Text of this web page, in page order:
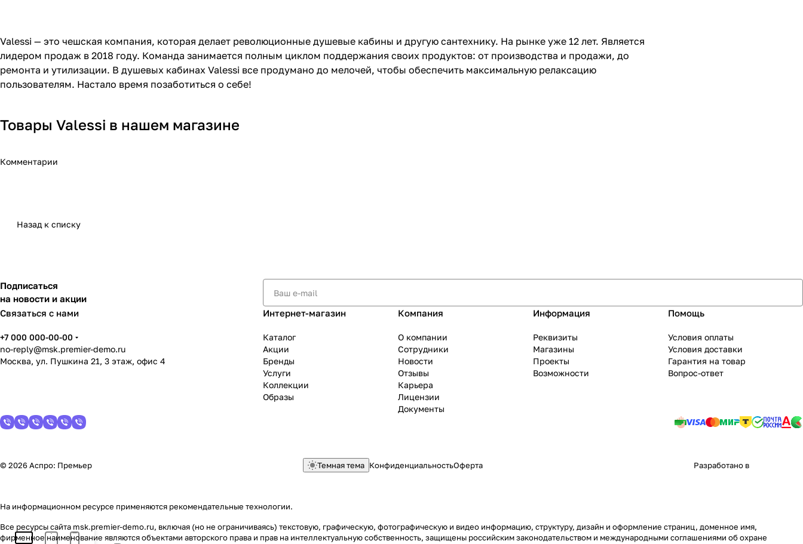
Valessi — это чешская компания, которая делает революционные душевые кабины и другую сантехнику. На рынке уже 12 лет. Является
лидером продаж в 2018 году. Команда занимается полным циклом поддержания своих продуктов: от производства и продажи, до
ремонта и утилизации. В душевых кабинах Valessi все продумано до мелочей, чтобы обеспечить максимальную релаксацию
пользователям. Настало время позаботиться о себе!
Товары Valessi в нашем магазине
Комментарии
Назад к списку
Подписаться
на новости и акции
Связаться с нами
+7 000 000-00-00
no-reply@msk.premier-demo.ru
Москва, ул. Пушкина 21, 3 этаж, офис 4
Интернет-магазин
Каталог
Акции
Бренды
Услуги
Коллекции
Образы
Компания
О компании
Сотрудники
Новости
Отзывы
Карьера
Лицензии
Документы
Информация
Реквизиты
Магазины
Проекты
Возможности
Помощь
Условия оплаты
Условия доставки
Гарантия на товар
Вопрос-ответ
© 2026 Аспро: Премьер Темная тема КонфиденциальностьОферта Разработано в
На информационном ресурсе применяются рекомендательные технологии.
Все ресурсы сайта msk.premier-demo.ru, включая (но не ограничиваясь) текстовую, графическую, фотографическую и видео информацию, структуру, дизайн и оформление страниц, доменное имя,
фирменное наименование являются объектами авторского права и прав на интеллектуальную собственность, защищены российским законодательством и международными соглашениями об охране